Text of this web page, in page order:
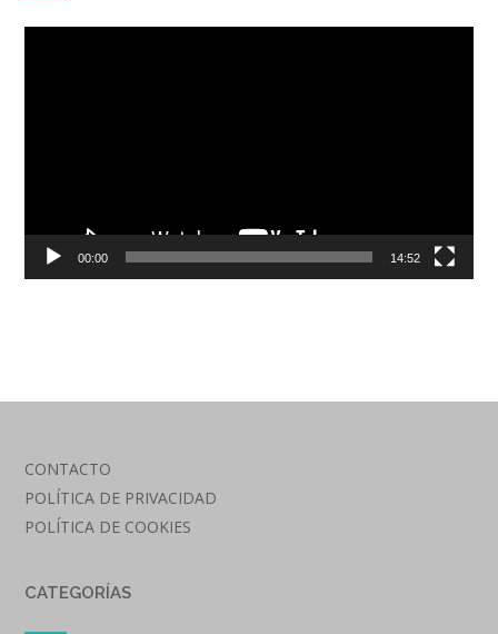
00:00 14:52
CONTACTO
POLÍTICA DE PRIVACIDAD
POLÍTICA DE COOKIES
CATEGORÍAS